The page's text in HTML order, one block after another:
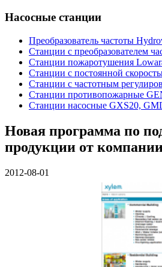
Насосные станции
Преобразователь частоты
Станции с преобразователем
Станции пожаротушения
Станции с постоянной
Станции с частотным
Станции противопожарные
Станции насосные GXS20,
Новая программа по
продукции от
2012-08-01